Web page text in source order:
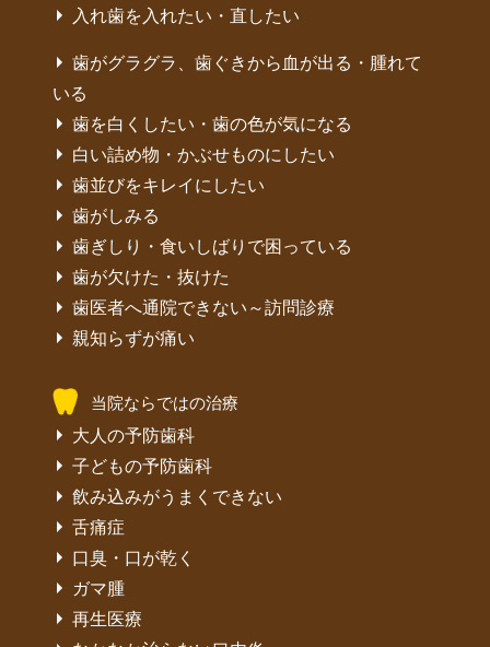
入れ歯を入れたい・直したい
歯がグラグラ、歯ぐきから血が出る・腫れて
いる
歯を白くしたい・歯の色が気になる
白い詰め物・かぶせものにしたい
歯並びをキレイにしたい
歯がしみる
歯ぎしり・食いしばりで困っている
歯が欠けた・抜けた
歯医者へ通院できない～訪問診療
親知らずが痛い
当院ならではの治療
大人の予防歯科
子どもの予防歯科
飲み込みがうまくできない
舌痛症
口臭・口が乾く
ガマ腫
再生医療